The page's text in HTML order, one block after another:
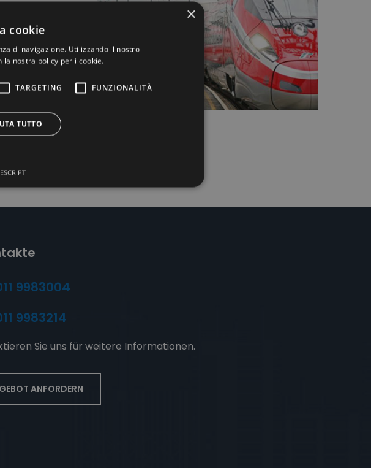
9983004
9983214
Sie uns für weitere Informationen.
ANFORDERN
×
cookie
di navigazione. Utilizzando il nostro
nostra policy per i cookie.
TARGETING FUNZIONALITÀ
TUTTO